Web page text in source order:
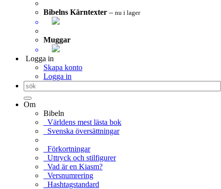
Bibelns Kärntexter – nu i lager
Muggar
Logga in
Skapa konto
Logga in
Om
Bibeln
Världens mest lästa bok
Svenska översättningar
Förkortningar
Uttryck och stilfigurer
Vad är en Kiasm?
Versnumrering
Hashtagstandard